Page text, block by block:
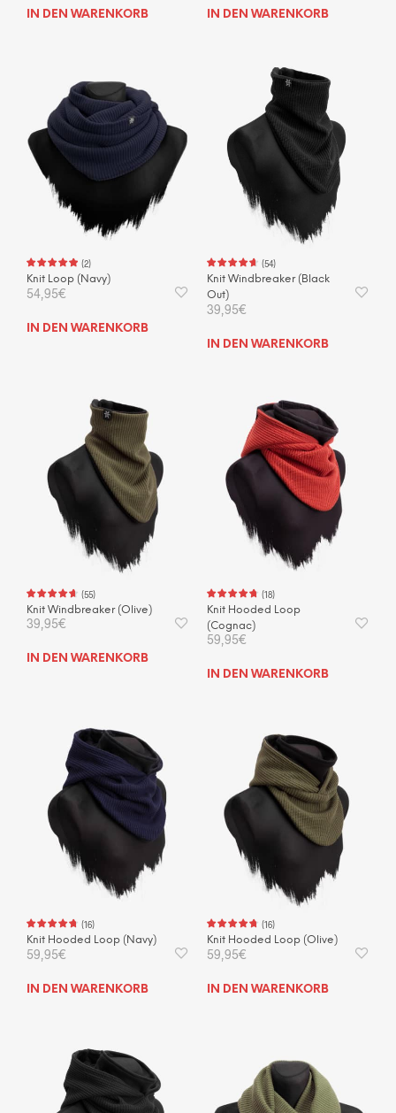
IN DEN WARENKORB IN DEN WARENKORB
(2)
Knit Loop (Navy)
54,95€
IN DEN WARENKORB
(54)
Knit Windbreaker (Black
Out)
39,95€
IN DEN WARENKORB
(55)
Knit Windbreaker (Olive)
39,95€
IN DEN WARENKORB
(18)
Knit Hooded Loop
(Cognac)
59,95€
IN DEN WARENKORB
(16)
Knit Hooded Loop (Navy)
59,95€
IN DEN WARENKORB
(16)
Knit Hooded Loop (Olive)
59,95€
IN DEN WARENKORB